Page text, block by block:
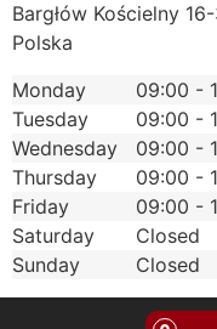
Bargłów Kościelny
Polska
Monday
09:00 -
Tuesday
09:00 -
Wednesday
09:00 -
Thursday
09:00 -
Friday
09:00 -
Saturday
Closed
Sunday
Closed